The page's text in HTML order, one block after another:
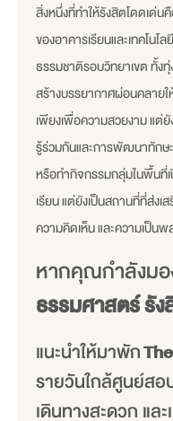
สิ่งหนึ่งที่ทำให้รังสิตโดดเด่
ของอาคารเรียนและเทคโน
ธรรมชาติรอบวิทยาเขต ทั้
สร้างบรรยากาศผ่อนคลาย
เพียงเพื่อความสวยงาม แต่
รู้ร่วมกันและการพัฒนาทักษ
หรือทำกิจกรรมกลุ่มในพื้นที่เ
เรียน แต่ยังเป็นสถานที่ที่ส่ง
ความคิดเห็น และความเป็น
หากคุณกำลังมอ
ธรรมศาสตร์ รั
แนะนำให้มาพัก
รายวันใกล้ศูนย์สอ
เดินทางสะดวก แ